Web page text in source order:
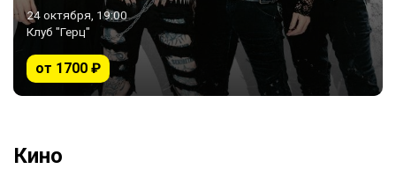
24 октября, 19:00
Клуб "Герц"
от 1700 ₽
Кино